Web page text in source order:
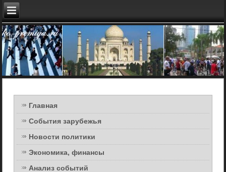
Главная
События зарубежья
Новости политики
Экономика, финансы
Анализ событий